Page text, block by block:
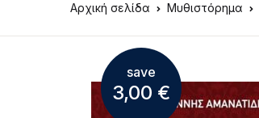
Αρχική σελίδα Μυθιστόρημα
save
3,00 €